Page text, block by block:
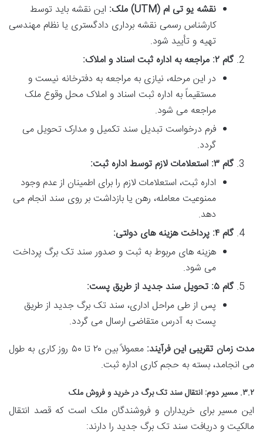
نقشه یو تی ام (UTM) ملک:
این نقشه باید توسط
کارشناس رسمی نقشه برداری دادگستری یا نظام مهندسی
تهیه و تأیید شود.
گام ۲: مراجعه به اداره ثبت اسناد و املاک:
در این مرحله، نیازی به مراجعه به دفترخانه نیست و
مستقیماً به اداره ثبت اسناد و املاک محل وقوع ملک
مراجعه می شود.
فرم درخواست تبدیل سند تکمیل و مدارک تحویل می
گردد.
گام ۳: استعلامات لازم توسط اداره ثبت:
اداره ثبت، استعلامات لازم را برای اطمینان از عدم وجود
ممنوعیت معامله، رهن یا بازداشت بر روی سند انجام می
دهد.
گام ۴: پرداخت هزینه های دولتی:
هزینه های مربوط به ثبت و صدور سند تک برگ پرداخت
می شود.
گام ۵: تحویل سند جدید از طریق پست:
پس از طی مراحل اداری، سند تک برگ جدید از طریق
پست به آدرس متقاضی ارسال می گردد.
مدت زمان تقریبی این فرآیند:
معمولاً بین ۲۰ تا ۵۰ روز کاری به طول
می انجامد، بسته به حجم کاری اداره ثبت.
۳.۲. مسیر دوم: انتقال سند تک برگ در خرید و فروش ملک
این مسیر برای خریداران و فروشندگان ملک است که قصد انتقال
مالکیت و دریافت سند تک برگ جدید را دارند: